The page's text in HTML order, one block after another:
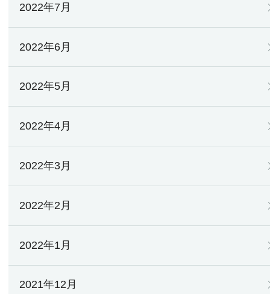
2022年7月
2022年6月
2022年5月
2022年4月
2022年3月
2022年2月
2022年1月
2021年12月